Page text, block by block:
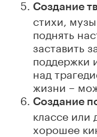
Создание
стихи,
поднять
заставить
поддержки
над
жизни –
Создание
классе или
хорошее